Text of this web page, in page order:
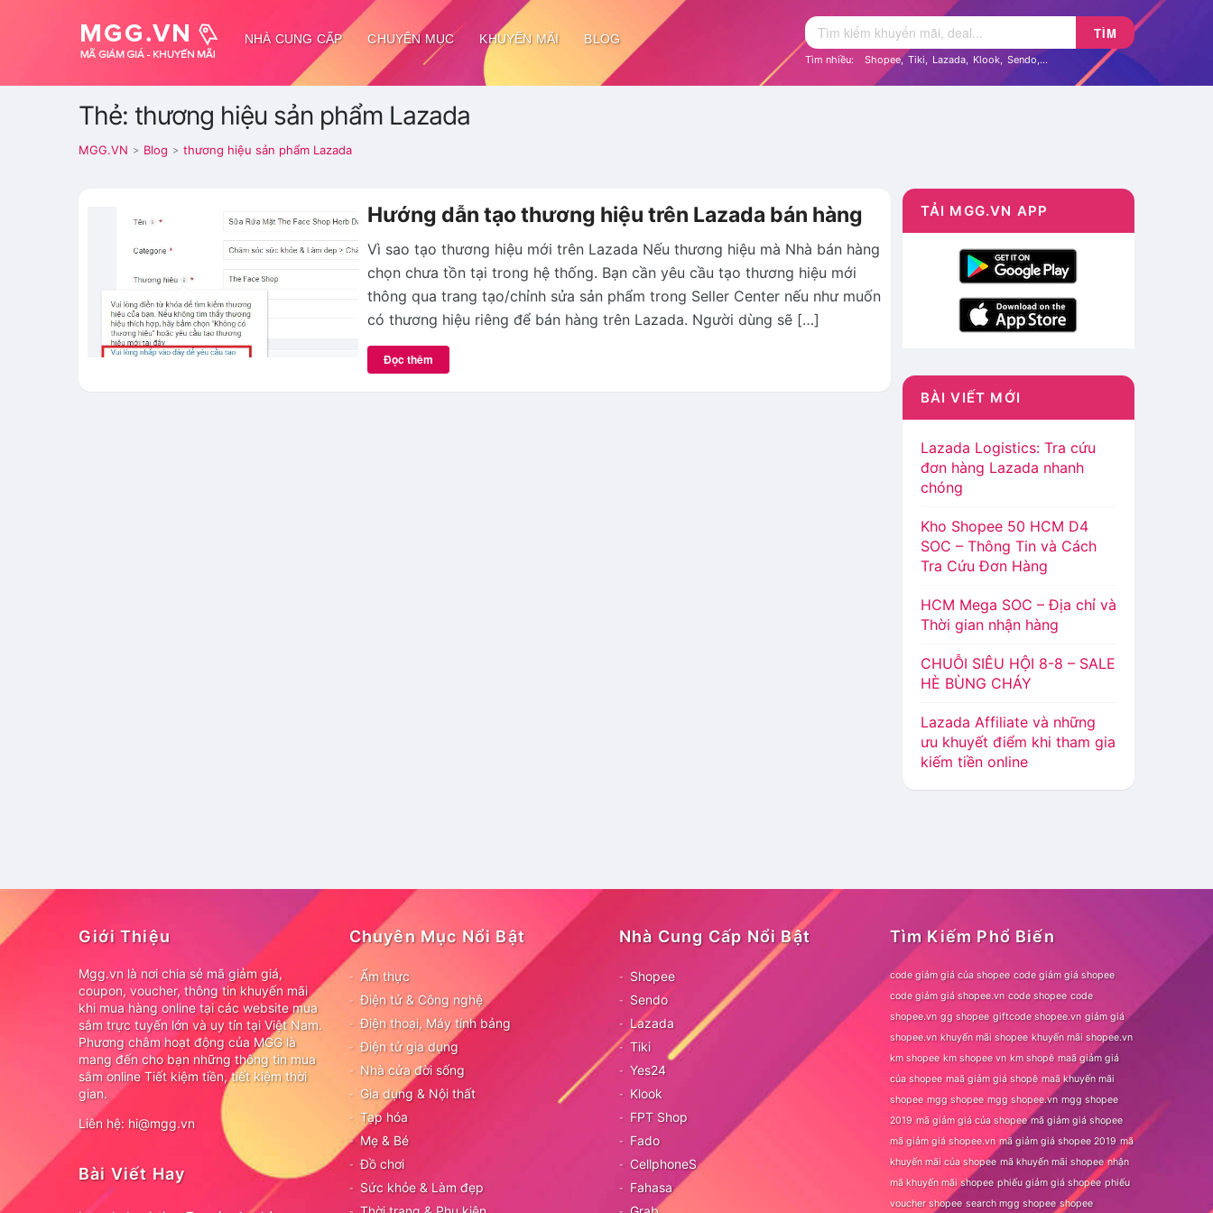
NHÀ CUNG CẤP CHUYÊN MỤC KHUYẾN MÃI BLOG TÌM
Tìm nhiều: Shopee, Tiki, Lazada, Klook, Sendo,...
Thẻ: thương hiệu sản phẩm Lazada
MGG.VN > Blog > thương hiệu sản phẩm Lazada
Hướng dẫn tạo thương hiệu trên Lazada bán hàng
Vì sao tạo thương hiệu mới trên Lazada Nếu thương hiệu mà Nhà bán hàng
chọn chưa tồn tại trong hệ thống. Bạn cần yêu cầu tạo thương hiệu mới
thông qua trang tạo/chỉnh sửa sản phẩm trong Seller Center nếu như muốn
có thương hiệu riêng để bán hàng trên Lazada. Người dùng sẽ […]
Đọc thêm
TẢI MGG.VN APP
BÀI VIẾT MỚI
Lazada Logistics: Tra cứu
đơn hàng Lazada nhanh
chóng
Kho Shopee 50 HCM D4
SOC – Thông Tin và Cách
Tra Cứu Đơn Hàng
HCM Mega SOC – Địa chỉ và
Thời gian nhận hàng
CHUỖI SIÊU HỘI 8-8 – SALE
HÈ BÙNG CHÁY
Lazada Affiliate và những
ưu khuyết điểm khi tham gia
kiếm tiền online
Giới Thiệu
Mgg.vn là nơi chia sẻ mã giảm giá,
coupon, voucher, thông tin khuyến mãi
khi mua hàng online tại các website mua
sắm trực tuyến lớn và uy tín tại Việt Nam.
Phương châm hoạt động của MGG là
mang đến cho bạn những thông tin mua
sắm online Tiết kiệm tiền, tiết kiệm thời
gian.
Liên hệ: hi@mgg.vn
Bài Viết Hay
Chuyên Mục Nổi Bật
Ẩm thực
Điện tử & Công nghệ
Điện thoại, Máy tính bảng
Điện tử gia dụng
Nhà cửa đời sống
Gia dụng & Nội thất
Tạp hóa
Mẹ & Bé
Đồ chơi
Sức khỏe & Làm đẹp
Nhà Cung Cấp Nổi Bật
Shopee
Sendo
Lazada
Tiki
Yes24
Klook
FPT Shop
Fado
CellphoneS
Fahasa
Tìm Kiếm Phổ Biến
code giảm giá của shopee code giảm giá shopee
code giảm giá shopee.vn code shopee code
shopee.vn gg shopee giftcode shopee.vn giảm giá
shopee.vn khuyến mãi shopee khuyến mãi shopee.vn
km shopee km shopee vn km shopê maã giảm giá
của shopee maã giảm giá shopê maã khuyến mãi
shopee mgg shopee mgg shopee.vn mgg shopee
2019 mã giảm giá của shopee mã giảm giá shopee
mã giảm giá shopee.vn mã giảm giá shopee 2019 mã
khuyến mãi của shopee mã khuyến mãi shopee nhận
mã khuyến mãi shopee phiếu giảm giá shopee phiếu
voucher shopee search mgg shopee shopee